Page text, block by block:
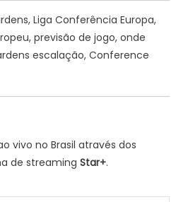
Liga Conferência Europa,
previsão de jogo, onde
escalação, Conference
vivo no Brasil através dos
de streaming Star+.